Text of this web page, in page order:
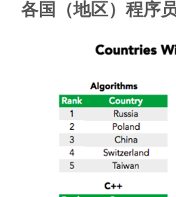
各国（地区）程序